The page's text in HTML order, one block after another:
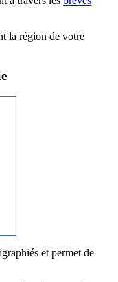
la région de votre
et permet de